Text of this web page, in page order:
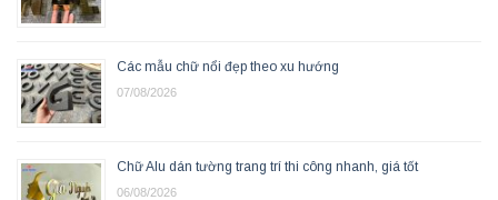
Các mẫu chữ nổi đẹp theo xu hướng
07/08/2026
Chữ Alu dán tường trang trí thi công nhanh, giá tốt
06/08/2026